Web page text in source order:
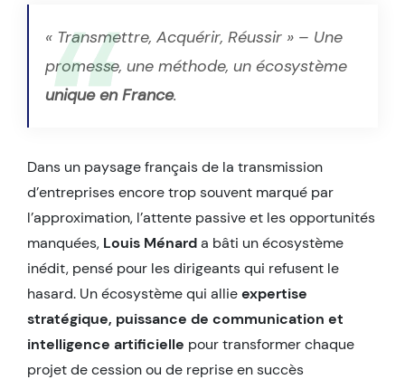
« Transmettre, Acquérir, Réussir » – Une
promesse, une méthode, un écosystème
unique en France.
Dans un paysage français de la transmission
d’entreprises encore trop souvent marqué par
l’approximation, l’attente passive et les opportunités
manquées, Louis Ménarda bâti un écosystème
inédit, pensé pour les dirigeants qui refusent le
hasard. Un écosystème qui allieexpertise
stratégique, puissance de communication et
intelligence artificielle pour transformer chaque
projet de cession ou de reprise en succès